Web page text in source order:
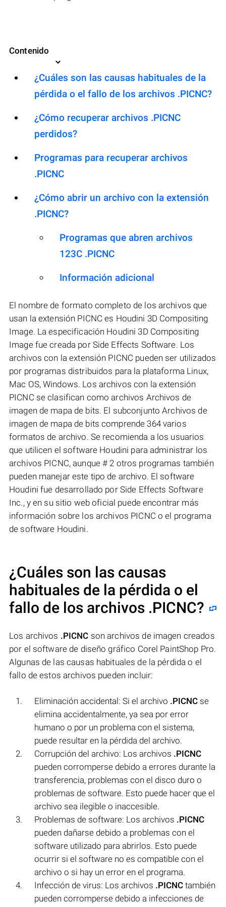
Contenido
¿Cuáles son las causas habituales de la
pérdida o el fallo de los archivos .PICNC?
¿Cómo recuperar archivos .PICNC
perdidos?
Programas para recuperar archivos
.PICNC
¿Cómo abrir un archivo con la extensión
.PICNC?
Programas que abren archivos
123C .PICNC
Información adicional
El nombre de formato completo de los archivos que
usan la extensión PICNC es Houdini 3D Compositing
Image. La especificación Houdini 3D Compositing
Image fue creada por Side Effects Software. Los
archivos con la extensión PICNC pueden ser utilizados
por programas distribuidos para la plataforma Linux,
Mac OS, Windows. Los archivos con la extensión
PICNC se clasifican como archivos Archivos de
imagen de mapa de bits. El subconjunto Archivos de
imagen de mapa de bits comprende 364 varios
formatos de archivo. Se recomienda a los usuarios
que utilicen el software Houdini para administrar los
archivos PICNC, aunque # 2 otros programas también
pueden manejar este tipo de archivo. El software
Houdini fue desarrollado por Side Effects Software
Inc., y en su sitio web oficial puede encontrar más
información sobre los archivos PICNC o el programa
de software Houdini.
¿Cuáles son las causas
habituales de la pérdida o el
fallo de los archivos .PICNC?
Los archivos .PICNC son archivos de imagen creados
por el software de diseño gráfico Corel PaintShop Pro.
Algunas de las causas habituales de la pérdida o el
fallo de estos archivos pueden incluir:
Eliminación accidental: Si el archivo .PICNC se
elimina accidentalmente, ya sea por error
humano o por un problema con el sistema,
puede resultar en la pérdida del archivo.
Corrupción del archivo: Los archivos .PICNC
pueden corromperse debido a errores durante la
transferencia, problemas con el disco duro o
problemas de software. Esto puede hacer que el
archivo sea ilegible o inaccesible.
Problemas de software: Los archivos .PICNC
pueden dañarse debido a problemas con el
software utilizado para abrirlos. Esto puede
ocurrir si el software no es compatible con el
archivo o si hay un error en el programa.
Infección de virus: Los archivos .PICNC también
pueden corromperse debido a infecciones de